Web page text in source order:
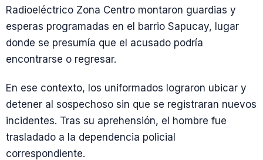
Radioeléctrico Zona Centro montaron guardias y
esperas programadas en el barrio Sapucay, lugar
donde se presumía que el acusado podría
encontrarse o regresar.
En ese contexto, los uniformados lograron ubicar y
detener al sospechoso sin que se registraran nuevos
incidentes. Tras su aprehensión, el hombre fue
trasladado a la dependencia policial
correspondiente.